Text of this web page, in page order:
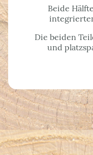
Beide
Die beiden
und